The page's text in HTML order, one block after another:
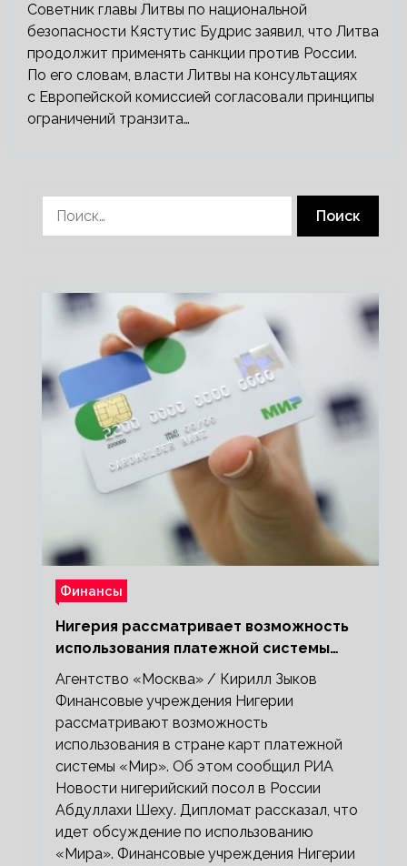
Советник главы Литвы по национальной
безопасности Кястутис Будрис заявил, что Литва
продолжит применять санкции против России.
По его словам, власти Литвы на консультациях
с Европейской комиссией согласовали принципы
ограничений транзита…
Финансы
Нигерия рассматривает возможность
использования платежной системы
«Мир»
Агентство «Москва» / Кирилл Зыков
Финансовые учреждения Нигерии
рассматривают возможность
использования в стране карт платежной
системы «Мир». Об этом сообщил РИА
Новости нигерийский посол в России
Абдуллахи Шеху. Дипломат рассказал, что
идет обсуждение по использованию
«Мира». Финансовые учреждения Нигерии